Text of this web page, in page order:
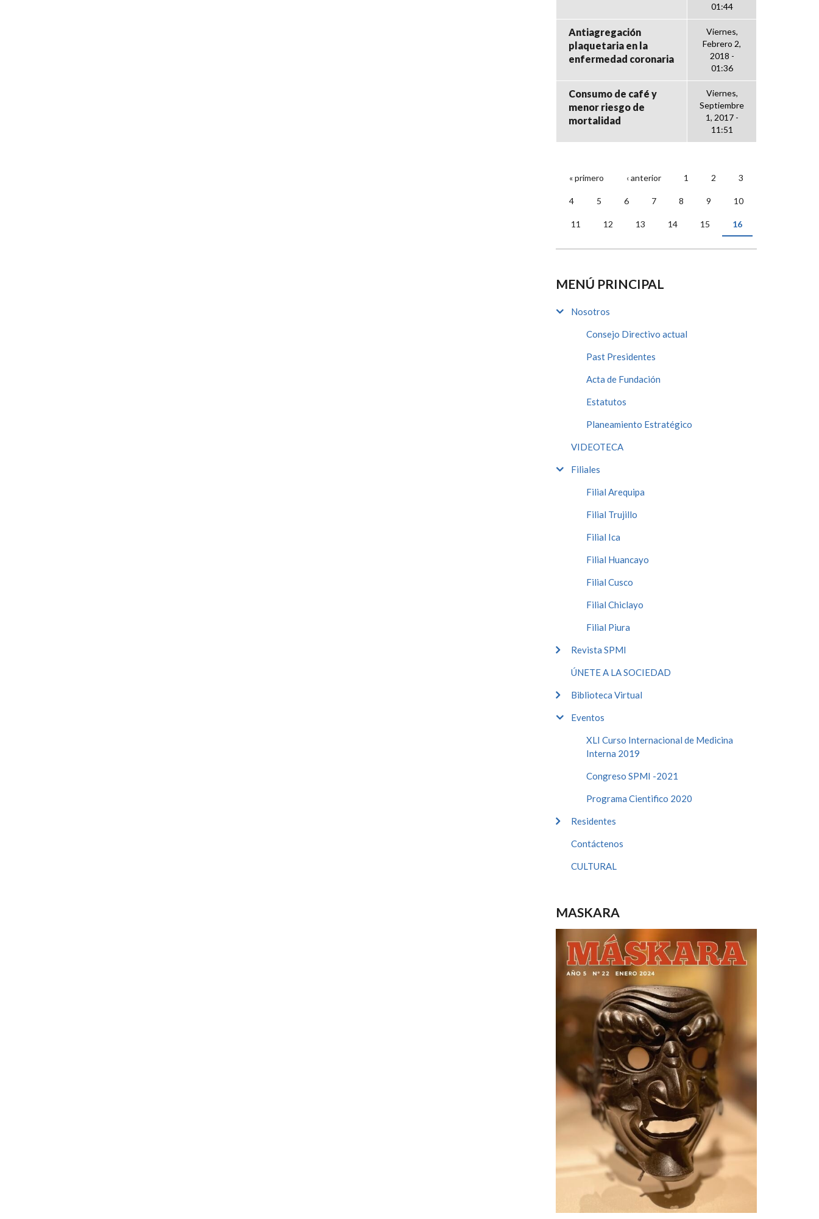
01:44
Antiagregación
plaquetaria en la
enfermedad coronaria
Viernes,
Febrero 2,
2018 -
01:36
Consumo de café y
menor riesgo de
mortalidad
Viernes,
Septiembre
1, 2017 -
11:51
PÁGINAS
« primero ‹ anterior 1 2 3
4 5 6 7 8 9 10
11 12 13 14 15 16
MENÚ PRINCIPAL
Nosotros
Consejo Directivo actual
Past Presidentes
Acta de Fundación
Estatutos
Planeamiento Estratégico
VIDEOTECA
Filiales
Filial Arequipa
Filial Trujillo
Filial Ica
Filial Huancayo
Filial Cusco
Filial Chiclayo
Filial Piura
Revista SPMI
ÚNETE A LA SOCIEDAD
Biblioteca Virtual
Eventos
XLI Curso Internacional de Medicina
Interna 2019
Congreso SPMI -2021
Programa Cientifico 2020
Residentes
Contáctenos
CULTURAL
MASKARA